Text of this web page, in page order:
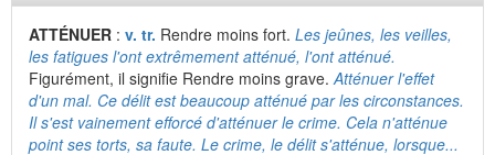
ATTÉNUER : v. tr. Rendre moins fort. Les jeûnes, les veilles,
les fatigues l'ont extrêmement atténué, l'ont atténué.
Figurément, il signifie Rendre moins grave.Atténuer l'effet
d'un mal. Ce délit est beaucoup atténué par les circonstances.
Il s'est vainement efforcé d'atténuer le crime. Cela n'atténue
point ses torts, sa faute. Le crime, le délit s'atténue, lorsque...